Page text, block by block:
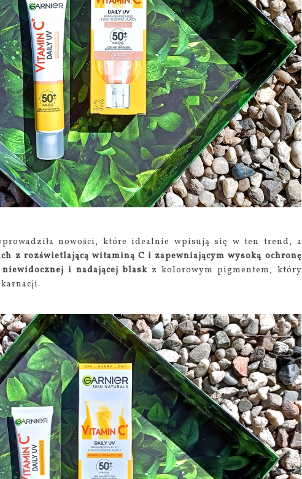
nowości, które idealnie wpisują się w ten trend, a
z rozświetlającą witaminą C i zapewniającym wysoką ochronę
i nadającej blask z kolorowym pigmentem, który